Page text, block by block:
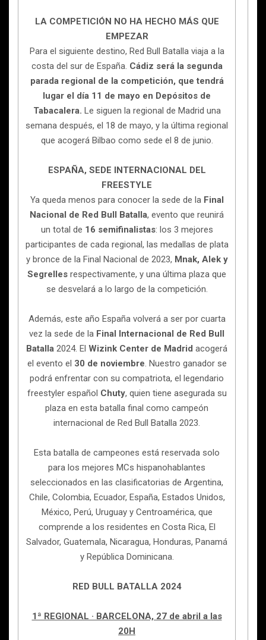
LA COMPETICIÓN NO HA HECHO MÁS QUE
EMPEZAR
Para el siguiente destino, Red Bull Batalla viaja a la
costa del sur de España. Cádiz será la segunda
parada regional de la competición, que tendrá
lugar el día 11 de mayo en Depósitos de
Tabacalera. Le siguen la regional de Madrid una
semana después, el 18 de mayo, y la última regional
que acogerá Bilbao como sede el 8 de junio.
ESPAÑA, SEDE INTERNACIONAL DEL
FREESTYLE
Ya queda menos para conocer la sede de la Final
Nacional de Red Bull Batalla, evento que reunirá
un total de 16 semifinalistas: los 3 mejores
participantes de cada regional, las medallas de plata
y bronce de la Final Nacional de 2023, Mnak, Alek y
Segrelles respectivamente, y una última plaza que
se desvelará a lo largo de la competición.
Además, este año España volverá a ser por cuarta
vez la sede de la Final Internacional de Red Bull
Batalla 2024. El Wizink Center de Madrid acogerá
el evento el 30 de noviembre. Nuestro ganador se
podrá enfrentar con su compatriota, el legendario
freestyler español Chuty, quien tiene asegurada su
plaza en esta batalla final como campeón
internacional de Red Bull Batalla 2023.
Esta batalla de campeones está reservada solo
para los mejores MCs hispanohablantes
seleccionados en las clasificatorias de Argentina,
Chile, Colombia, Ecuador, España, Estados Unidos,
México, Perú, Uruguay y Centroamérica, que
comprende a los residentes en Costa Rica, El
Salvador, Guatemala, Nicaragua, Honduras, Panamá
y República Dominicana.
RED BULL BATALLA 2024
1ª REGIONAL · BARCELONA, 27 de abril a las
20H